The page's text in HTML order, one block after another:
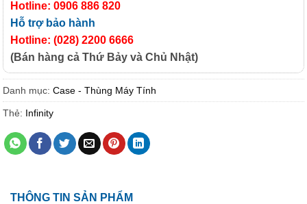
Hotline: 0906 886 820
Hỗ trợ bảo hành
Hotline: (028) 2200 6666
(Bán hàng cả Thứ Bảy và Chủ Nhật)
Danh mục: Case - Thùng Máy Tính
Thẻ: Infinity
THÔNG TIN SẢN PHẨM